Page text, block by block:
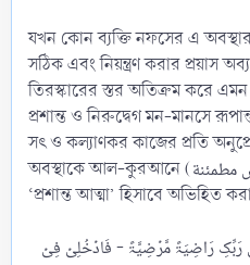
যখন কোন ব্যক্তি নফসের এ
সঠিক এবং নিয়ন্ত্রণ করার প্রয়াস
তিরস্কারের স্তর অতিক্রম করে
প্রশান্ত ও নিরুদ্বেগ মন-মানসে
সৎ ও কল্যাণকর কাজের প্রতি
অবস্থাকে আল-কুরআনে (نفس مطمئنة) ‘নফসে মুত্বমাইন্নাহ’ অর্থাৎ
‘প্রশান্ত আত্মা’ হিসাবে অভিহিত
رَبِّکِ رَاضِیَۃً مَّرۡضِیَّۃً - فَادۡخُلِیۡ فِیۡ